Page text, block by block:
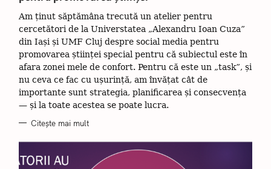
O
R
I
I
Am ținut săptămâna trecută un atelier pentru
cercetători de la Universtatea „Alexandru Ioan Cuza”
din Iași și UMF Cluj despre social media pentru
promovarea științei special pentru că subiectul este în
afara zonei mele de confort. Pentru că este un „task”, și
nu ceva ce fac cu ușurință, am învățat cât de
importante sunt strategia, planificarea și consecvența
— și la toate acestea se poate lucra.
Citește mai mult